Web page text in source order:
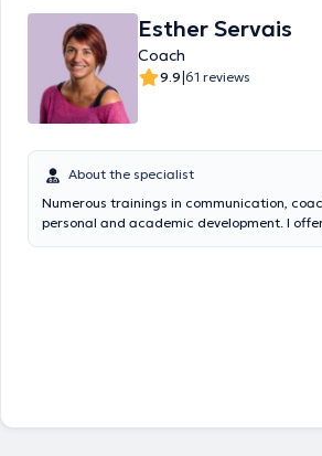
Esther Servais
Coach
9.9|61 reviews
About the specialist
Numerous trainings in communication,
personal and academic development. I